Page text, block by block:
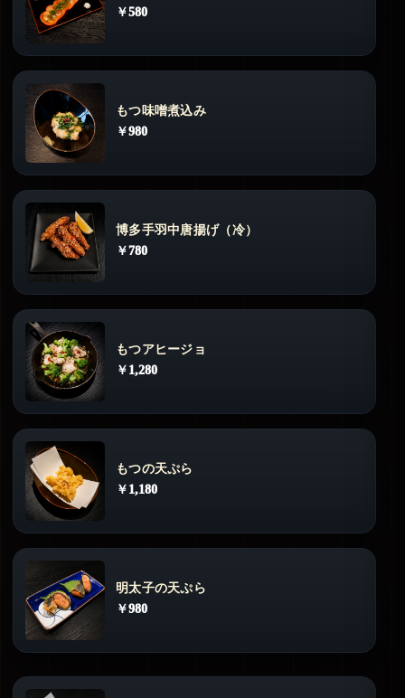
￥580
もつ味噌煮込み
￥980
博多手羽中唐揚げ（冷）
￥780
もつアヒージョ
￥1,280
もつの天ぷら
￥1,180
明太子の天ぷら
￥980